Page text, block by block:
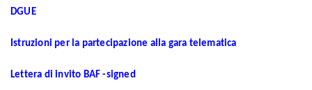
DGUE
Istruzioni per la partecipazione alla gara telematica
Lettera di invito BAF -signed